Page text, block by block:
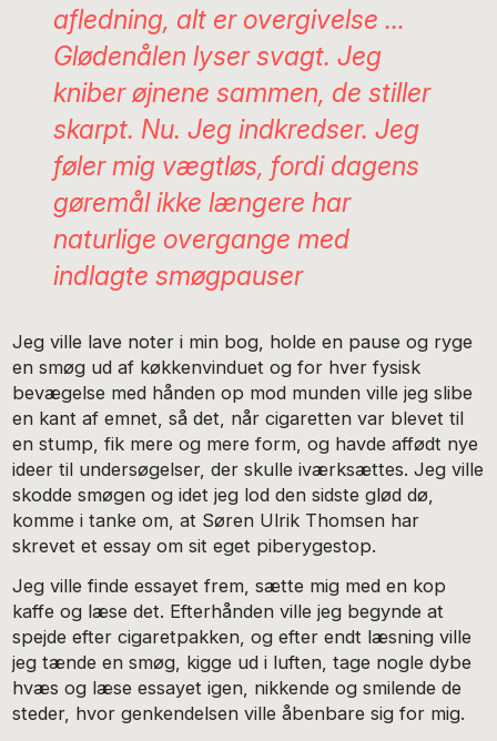
afledning, alt er overgivelse …
Glødenålen lyser svagt. Jeg
kniber øjnene sammen, de stiller
skarpt. Nu. Jeg indkredser. Jeg
føler mig vægtløs, fordi dagens
gøremål ikke længere har
naturlige overgange med
indlagte smøgpauser
Jeg ville lave noter i min bog, holde en pause og ryge
en smøg ud af køkkenvinduet og for hver fysisk
bevægelse med hånden op mod munden ville jeg slibe
en kant af emnet, så det, når cigaretten var blevet til
en stump, fik mere og mere form, og havde affødt nye
ideer til undersøgelser, der skulle iværksættes. Jeg ville
skodde smøgen og idet jeg lod den sidste glød dø,
komme i tanke om, at Søren Ulrik Thomsen har
skrevet et essay om sit eget piberygestop.
Jeg ville finde essayet frem, sætte mig med en kop
kaffe og læse det. Efterhånden ville jeg begynde at
spejde efter cigaretpakken, og efter endt læsning ville
jeg tænde en smøg, kigge ud i luften, tage nogle dybe
hvæs og læse essayet igen, nikkende og smilende de
steder, hvor genkendelsen ville åbenbare sig for mig.